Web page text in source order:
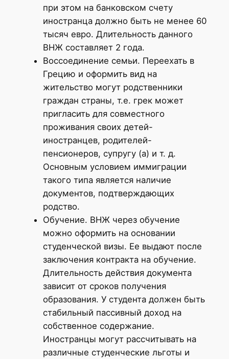
при этом на банковском счету
иностранца должно быть не менее 60
тысяч евро. Длительность данного
ВНЖ составляет 2 года.
Воссоединение семьи. Переехать в
Грецию и оформить вид на
жительство могут родственники
граждан страны, т.е. грек может
пригласить для совместного
проживания своих детей-
иностранцев, родителей-
пенсионеров, супругу (а) и т. д.
Основным условием иммиграции
такого типа является наличие
документов, подтверждающих
родство.
Обучение. ВНЖ через обучение
можно оформить на основании
студенческой визы. Ее выдают после
заключения контракта на обучение.
Длительность действия документа
зависит от сроков получения
образования. У студента должен быть
стабильный пассивный доход на
собственное содержание.
Иностранцы могут рассчитывать на
различные студенческие льготы и